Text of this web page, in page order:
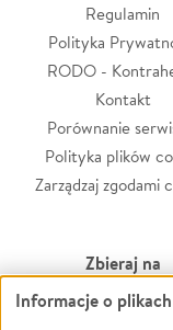
Regulamin
Polityka
RODO -
Kontakt
Porównanie
Polityka plików
Zarządzaj zgodami
Zbieraj na
Leczenie
Informacje o